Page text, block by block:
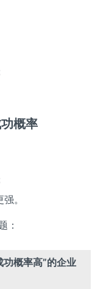
概率
。
：
概率高”的企业